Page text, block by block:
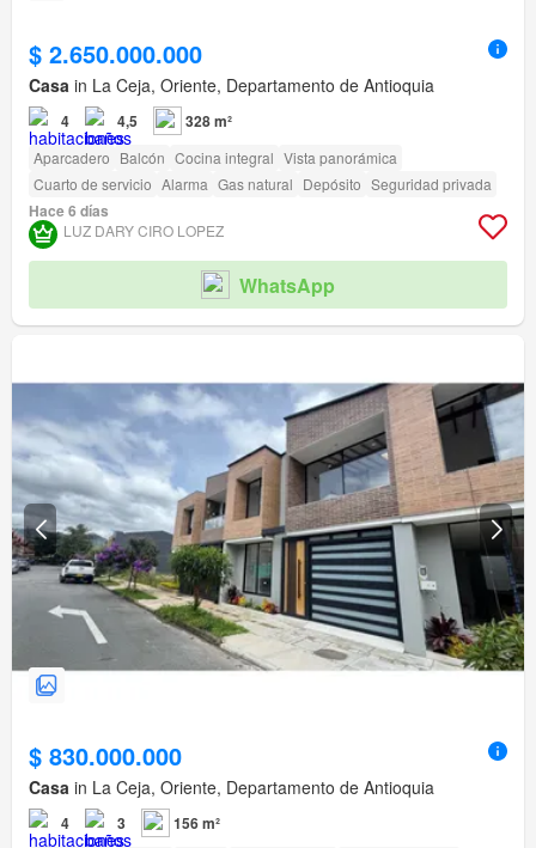
$ 2.650.000.000
Casa in La Ceja, Oriente, Departamento de Antioquia
4 4,5 328 m²
Aparcadero Balcón Cocina integral Vista panorámica
Cuarto de servicio Alarma Gas natural Depósito Seguridad privada
Hace 6 días
LUZ DARY CIRO LOPEZ
WhatsApp
$ 830.000.000
Casa in La Ceja, Oriente, Departamento de Antioquia
4 3 156 m²